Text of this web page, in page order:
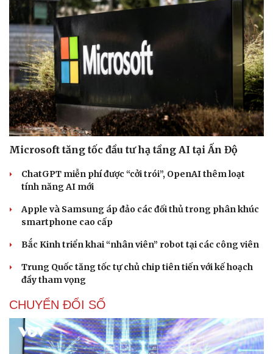
Microsoft tăng tốc đầu tư hạ tầng AI tại Ấn Độ
ChatGPT miễn phí được “cởi trói”, OpenAI thêm loạt
tính năng AI mới
Apple và Samsung áp đảo các đối thủ trong phân khúc
smartphone cao cấp
Bắc Kinh triển khai “nhân viên” robot tại các công viên
Trung Quốc tăng tốc tự chủ chip tiên tiến với kế hoạch
đầy tham vọng
CHUYỂN ĐỔI SỐ